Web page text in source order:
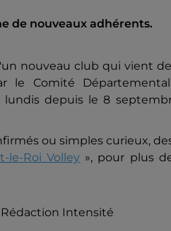
de nouveaux adhérents.
nouveau club qui vient
le Comité
depuis le 8
ou simples curieux,
le-Roi Volley », pour plus
Rédaction Intensité